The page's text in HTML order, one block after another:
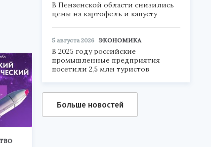
В Пензенской области снизились
цены на картофель и капусту
5 августа 2026 ЭКОНОМИКА
В 2025 году российские
промышленные предприятия
посетили 2,5 млн туристов
Больше новостей